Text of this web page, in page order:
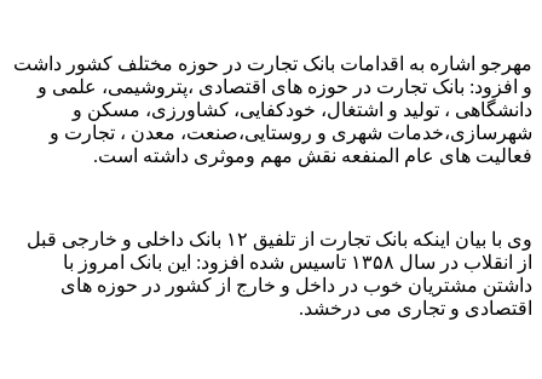
مهرجو اشاره به اقدامات بانک تجارت در حوزه مختلف کشور داشت
و افزود: بانک تجارت در حوزه های اقتصادی ،پتروشیمی، علمی و
دانشگاهی ، تولید و اشتغال، خودکفایی، کشاورزی، مسکن و
شهرسازی،خدمات شهری و روستایی،صنعت، معدن ، تجارت و
فعالیت های عام المنفعه نقش مهم وموثری داشته است.
وی با بیان اینکه بانک تجارت از تلفیق ۱۲ بانک داخلی و خارجی قبل
از انقلاب در سال ۱۳۵۸ تاسیس شده افزود: این بانک امروز با
داشتن مشتریان خوب در داخل و خارج از کشور در حوزه های
اقتصادی و تجاری می درخشد.